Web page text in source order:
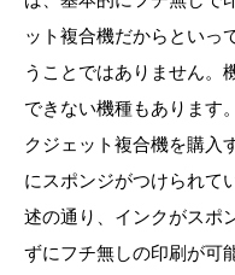
ット複合機だからといっ
うことではありません。
できない機種もあります
クジェット複合機を購入
にスポンジがつけられて
述の通り、インクがスポ
ずにフチ無しの印刷が可